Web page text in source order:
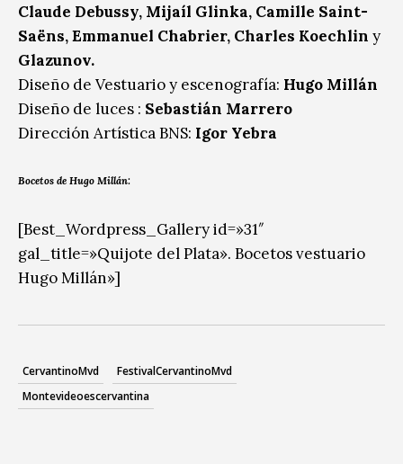
Claude Debussy, Mijaíl Glinka, Camille Saint-
Saëns, Emmanuel Chabrier, Charles Koechlin y
Glazunov.
Diseño de Vestuario y escenografía: Hugo Millán
Diseño de luces : Sebastián Marrero
Dirección Artística BNS: Igor Yebra
Bocetos de Hugo Millán:
[Best_Wordpress_Gallery id=»31″
gal_title=»Quijote del Plata». Bocetos vestuario
Hugo Millán»]
CervantinoMvd
FestivalCervantinoMvd
Montevideoescervantina